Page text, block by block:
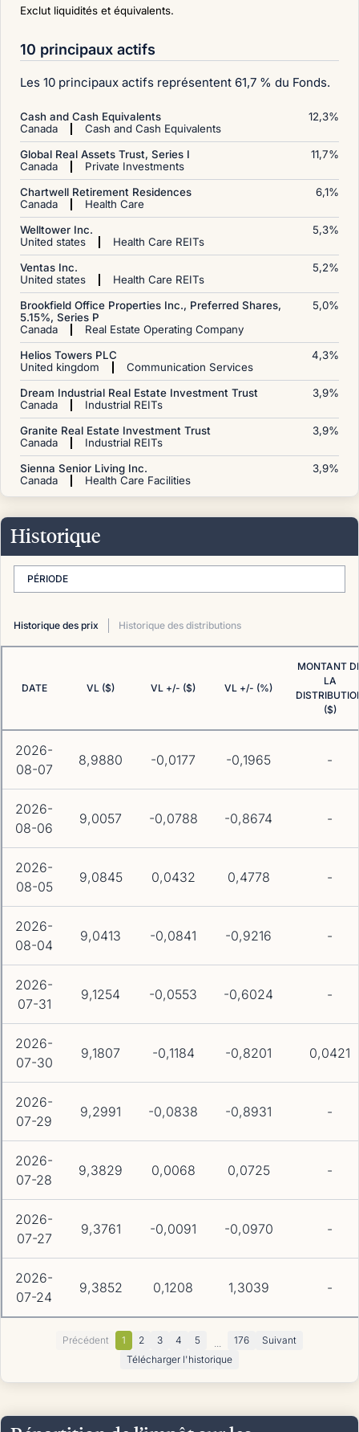
Exclut liquidités et équivalents.
10 principaux actifs
Les 10 principaux actifs représentent 61,7 % du Fonds.
Cash and Cash Equivalents 12,3%
Canada
Cash and Cash Equivalents
Global Real Assets Trust, Series I
11,7%
Canada
Private Investments
Chartwell Retirement Residences
6,1%
Canada
Health Care
Welltower Inc.
5,3%
United states
Health Care REITs
Ventas Inc.
5,2%
United states
Health Care REITs
Brookfield Office Properties Inc., Preferred Shares,
5.15%, Series P
5,0%
Canada
Real Estate Operating Company
Helios Towers PLC
4,3%
United kingdom
Communication Services
Dream Industrial Real Estate Investment Trust
3,9%
Canada
Industrial REITs
Granite Real Estate Investment Trust
3,9%
Canada
Industrial REITs
Sienna Senior Living Inc.
3,9%
Canada
Health Care Facilities
Historique
PÉRIODE
Historique des prix Historique des distributions
DATE VL ($) VL +/- ($) VL +/- (%)
MONTANT
LA
($)
2026-
08-07
8,9880 -0,0177 -0,1965 -
2026-
08-06
9,0057 -0,0788 -0,8674 -
2026-
08-05
9,0845 0,0432 0,4778 -
2026-
08-04
9,0413 -0,0841 -0,9216 -
2026-
07-31
9,1254 -0,0553 -0,6024 -
2026-
07-30
9,1807 -0,1184 -0,8201 0,0421
2026-
07-29
9,2991 -0,0838 -0,8931 -
2026-
07-28
9,3829 0,0068 0,0725 -
2026-
07-27
9,3761 -0,0091 -0,0970 -
2026-
07-24
9,3852 0,1208 1,3039 -
Précédent 1 2 3 4 5 176
Suivant
Télécharger l'historique